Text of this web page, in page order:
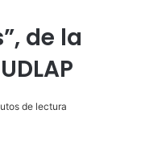
de la
de lectura